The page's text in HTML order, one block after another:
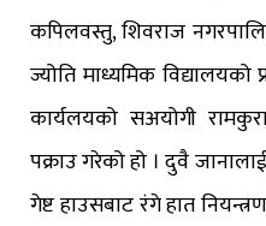
कपिलवस्तु, शिवराज
ज्योति माध्यमिक विद्यालयको
कार्यलयको सअयोगी
पक्राउ गरेको हो । दुवै
गेष्ट हाउसबाट रंगे हात